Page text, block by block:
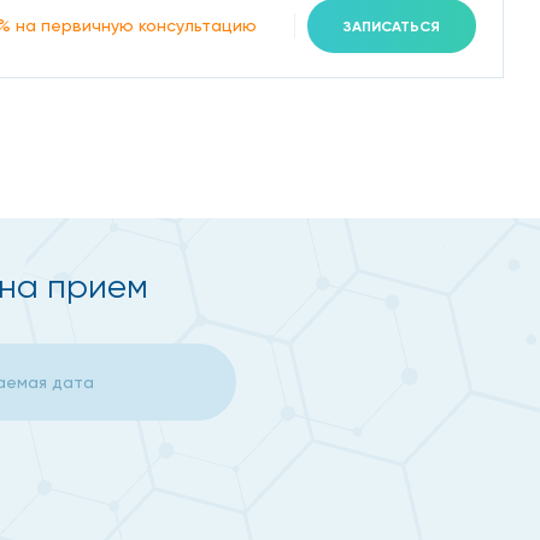
являются:
высокоточном оборудовании.
лечить поликистоз
на первичную консультацию ЗАПИСАТЬСЯ
прием